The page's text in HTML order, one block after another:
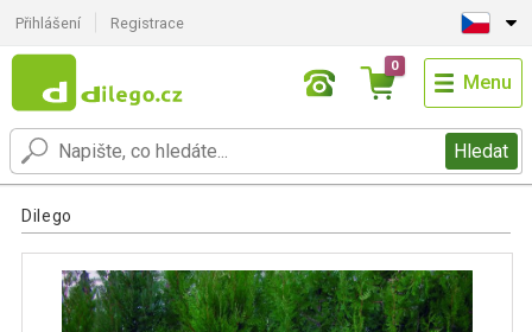
Přihlášení Registrace
Hledat
0
Menu
Dilego